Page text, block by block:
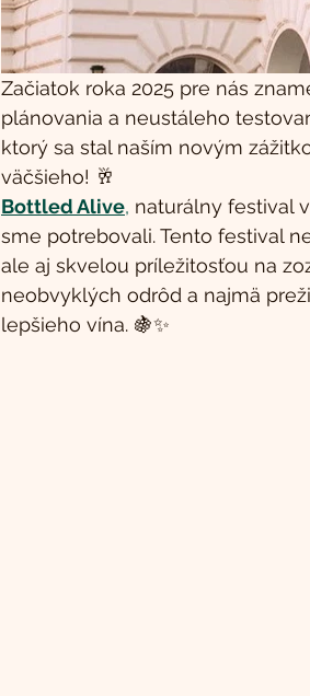
Začiatok roka 2025 pre nás
plánovania a neustáleho
ktorý sa stal naším novým
väčšieho! 🥂
Bottled Alive, naturálny festival
sme potrebovali. Tento festival
ale aj skvelou príležitosťou na
neobvyklých odrôd a najmä
lepšieho vína. 🍇✨